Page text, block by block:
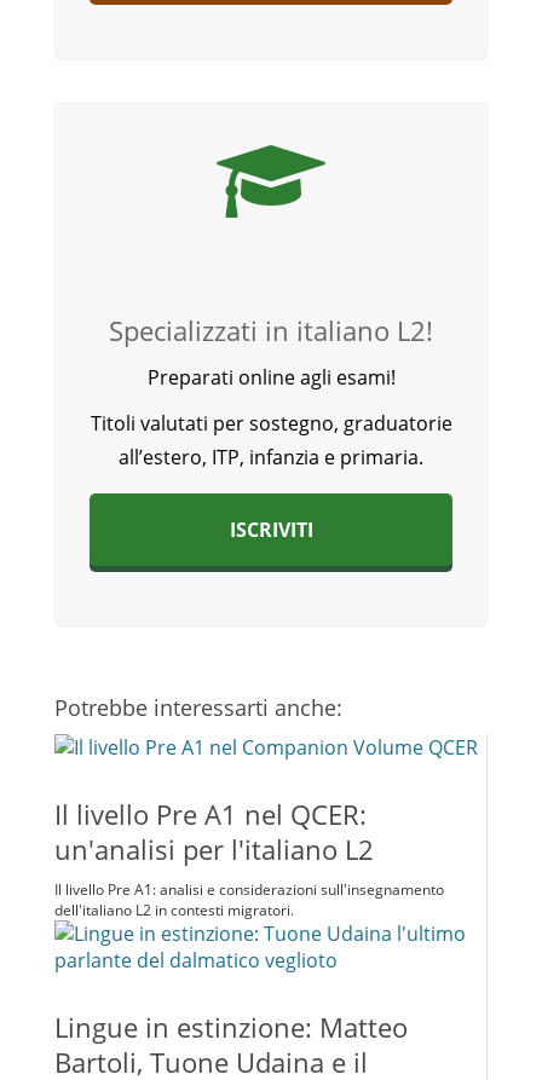
Specializzati in italiano L2!
Preparati online agli esami!
Titoli valutati per sostegno, graduatorie
all’estero, ITP, infanzia e primaria.
ISCRIVITI
Potrebbe interessarti anche:
Il livello Pre A1 nel QCER:
un'analisi per l'italiano L2
Il livello Pre A1: analisi e considerazioni sull'insegnamento
dell'italiano L2 in contesti migratori.
Lingue in estinzione: Matteo
Bartoli, Tuone Udaina e il